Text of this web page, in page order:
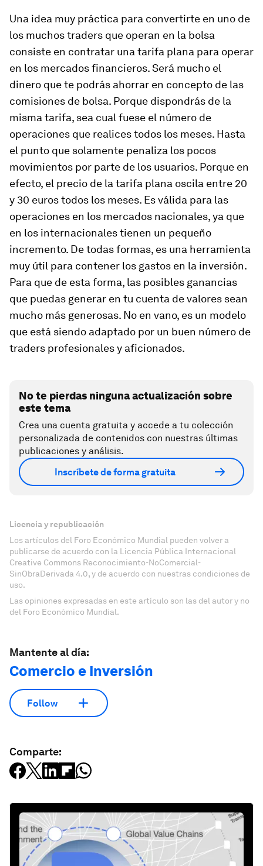
Una idea muy práctica para convertirte en uno de
los muchos traders que operan en la bolsa
consiste en contratar una tarifa plana para operar
en los mercados financieros. Será mucho el
dinero que te podrás ahorrar en concepto de las
comisiones de bolsa. Porque dispondrás de la
misma tarifa, sea cual fuese el número de
operaciones que realices todos los meses. Hasta
el punto que solamente penaliza los pocos
movimientos por parte de los usuarios. Porque en
efecto, el precio de la tarifa plana oscila entre 20
y 30 euros todos los meses. Es válida para las
operaciones en los mercados nacionales, ya que
en los internacionales tienen un pequeño
incremento. De todas formas, es una herramienta
muy útil para contener los gastos en la inversión.
Para que de esta forma, las posibles ganancias
que puedas generar en tu cuenta de valores sean
mucho más generosas. No en vano, es un modelo
que está siendo adaptado por un buen número de
traders profesionales y aficionados.
No te pierdas ninguna actualización sobre
este tema
Crea una cuenta gratuita y accede a tu colección
personalizada de contenidos con nuestras últimas
publicaciones y análisis.
Inscríbete de forma gratuita
Licencia y republicación
Los artículos del Foro Económico Mundial pueden volver a
publicarse de acuerdo con la Licencia Pública Internacional
Creative Commons Reconocimiento-NoComercial-
SinObraDerivada 4.0, y de acuerdo con nuestras condiciones de
uso.
Las opiniones expresadas en este artículo son las del autor y no
del Foro Económico Mundial.
Mantente al día:
Comercio e Inversión
Follow
Comparte: